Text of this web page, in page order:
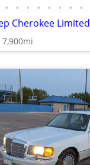
• • • • • • • •
7,900mi